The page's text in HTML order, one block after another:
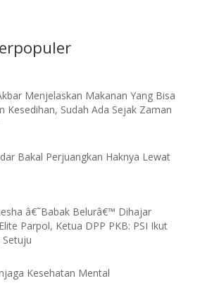
Menjelaskan Makanan Yang Bisa
Kesedihan, Sudah Ada Sejak Zaman
Bakal Perjuangkan Haknya Lewat
â€˜Babak Belurâ€™ Dihajar
Parpol, Ketua DPP PKB: PSI Ikut
Kesehatan Mental